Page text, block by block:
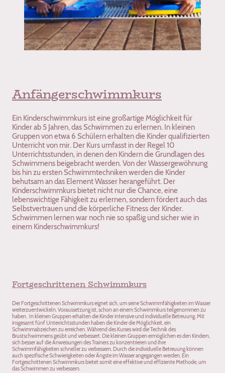
Anfängerschwimmkurs
Ein Kinderschwimmkurs ist eine großartige Möglichkeit für
Kinder ab 5 Jahren, das Schwimmen zu erlernen. In kleinen
Gruppen von etwa 6 Schülern erhalten die Kinder qualifizierten
Unterricht von mir. Der Kurs umfasst in der Regel 10
Unterrichtsstunden, in denen den Kindern die Grundlagen des
Schwimmens beigebracht werden. Von der Wassergewöhnung
bis hin zu ersten Schwimmtechniken werden die Kinder
behutsam an das Element Wasser herangeführt. Der
Kinderschwimmkurs bietet nicht nur die Chance, eine
lebenswichtige Fähigkeit zu erlernen, sondern fördert auch das
Selbstvertrauen und die körperliche Fitness der Kinder.
Schwimmen lernen war noch nie so spaßig und sicher wie in
einem Kinderschwimmkurs!
Fortgeschrittenen Schwimmkurs
Der Fortgeschrittenen Schwimmkurs eignet sich, um seine Schwimmfähigkeiten im Wasser
weiterzuentwickeln. Voraussetzung ist, schon an einem Schwimmkurs teilgenommen zu
haben. In kleinen Gruppen erhalten die Kinder intensive und individuelle Betreuung. Mit
insgesamt fünf Unterrichtsstunden haben die Kinder die Möglichkeit, ein
Schwimmabzeichen zu erreichen. Während des Kurses wird die Technik des
Brustschwimmens geübt und verbessert. Die kleinen Gruppen ermöglichen es den Kindern,
sich besser auf die Anweisungen des Trainers zu konzentrieren und ihre
Schwimmfähigkeiten schneller zu verbessern. Durch die individuelle Betreuung können
auch spezifische Schwierigkeiten oder Ängste im Wasser angegangen werden. Ein
Fortgeschrittenen Schwimmkurs bietet somit eine effektive und effiziente Methode, um
das Schwimmen zu verbessern.